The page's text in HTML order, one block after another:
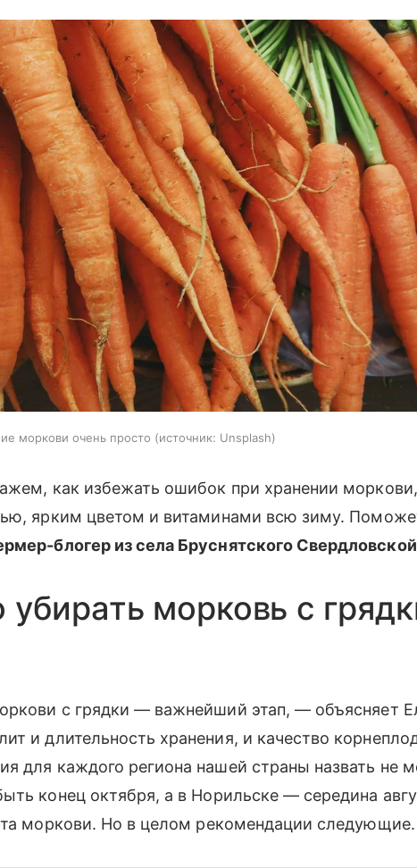
моркови очень просто источник: Unsplash
как избежать ошибок при хранении
ярким цветом и витаминами всю зиму.
блогер из села Бруснятского
морковь с
с грядки — важнейший этап, — объясняет
и длительность хранения, и качество
для каждого региона нашей страны назвать не
конец октября, а в Норильске — середина
моркови. Но в целом рекомендации следующие.